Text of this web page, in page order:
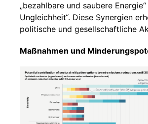
„bezahlbare und saubere
Ungleichheit“. Diese Synergien
politische und gesellschaftliche
Maßnahmen und